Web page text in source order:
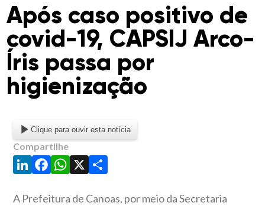
Após caso positivo de
covid-19, CAPSIJ Arco-
Íris passa por
higienização
Clique para ouvir esta notícia
Compartilhe
LinkedIn
Facebook
WhatsApp
X Share
A Prefeitura de Canoas, por meio da Secretaria